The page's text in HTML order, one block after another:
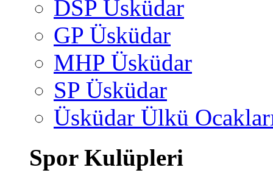
DSP Üsküdar
GP Üsküdar
MHP Üsküdar
SP Üsküdar
Üsküdar Ülkü
Spor Kulüpleri